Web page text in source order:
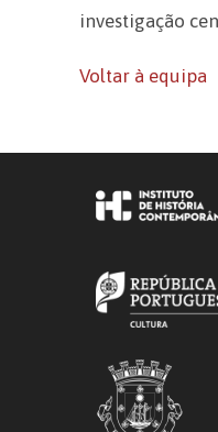
investigação
Voltar à equipa